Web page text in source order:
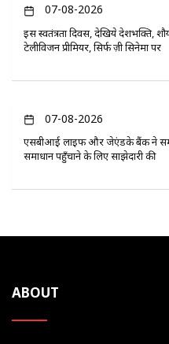
07-08-2026
इस स्वतंत्रता दिवस, देखिये देशभक्ति,
टेलीविजन प्रीमियर, सिर्फ ज़ी सिनेमा पर
07-08-2026
एसबीआई लाइफ और जेएंडके बैंक ने
समाधान पहुँचाने के लिए साझेदारी की
ABOUT